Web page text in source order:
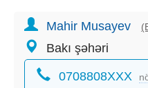
Satısda Her Qıymete
Mahir Musayev
Bakı şəhəri
0708808XXX